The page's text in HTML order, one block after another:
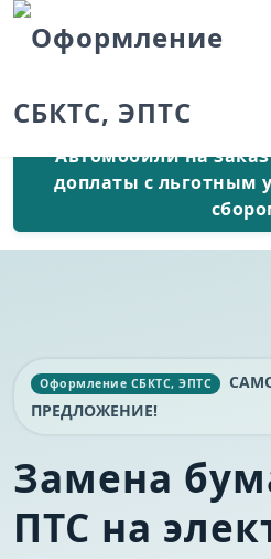
Автомобили на
доплаты с льготным
Оформление СБКТС, ЭПТС
ПРЕДЛОЖЕНИЕ!
Замена
ПТС на